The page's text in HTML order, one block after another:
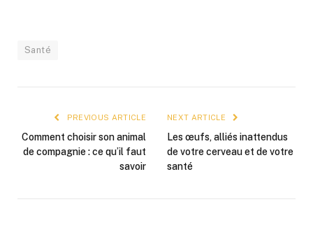
Santé
PREVIOUS ARTICLE
Comment choisir son animal
de compagnie : ce qu’il faut
savoir
NEXT ARTICLE
Les œufs, alliés inattendus
de votre cerveau et de votre
santé